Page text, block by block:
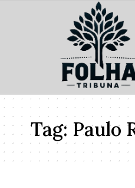
Tag: Paulo